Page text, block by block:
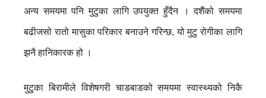
अन्य समयमा पनि मुटुका लागि उपयुक्त हुँदैन । दशैंको समयमा
बढीजसो रातो मासुका परिकार बनाउने गरिन्छ, यो मुटु रोगीका लागि
झनै हानिकारक हो ।
मुटुका बिरामीले विशेषगरी चाडबाडको समयमा स्वास्थ्यको निकै